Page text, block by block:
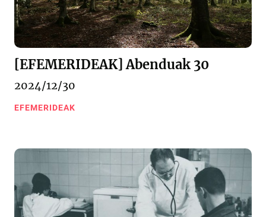
[EFEMERIDEAK] Abenduak 30
2024/12/30
EFEMERIDEAK